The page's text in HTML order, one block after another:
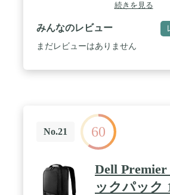
続きを見る
みんなのレビュー
まだレビューはありません
No.21 60
Dell
ックパック